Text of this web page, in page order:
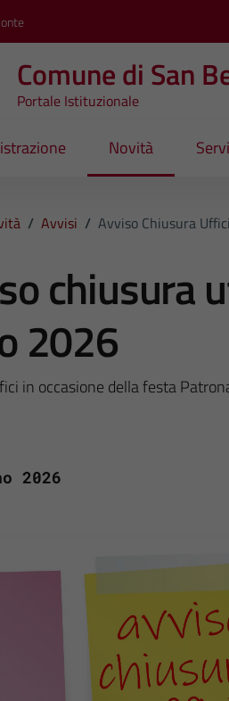
Comune di San
Portale Istituzionale
Novità
/ Avvisi / Avviso Chiusura
chiusura
2026
in occasione della festa
2026